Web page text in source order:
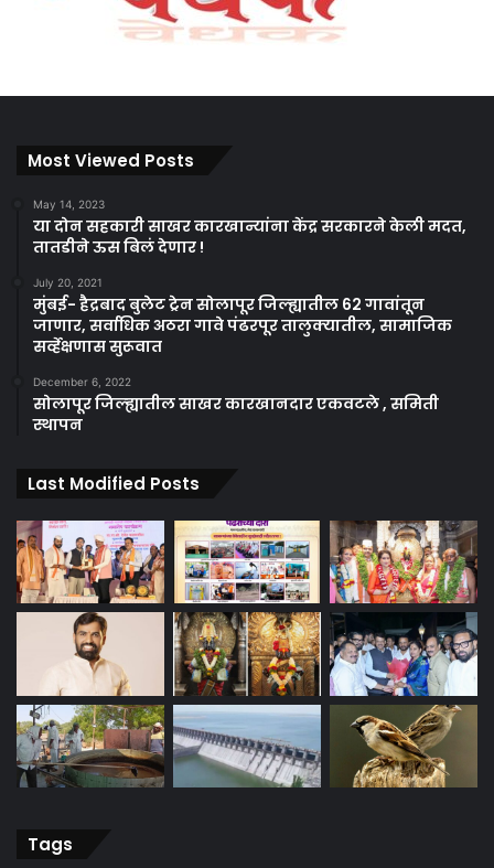
Most Viewed Posts
May 14, 2023
या दोन सहकारी साखर कारखान्यांना केंद्र सरकारने केली मदत,
तातडीने ऊस बिलं देणार !
July 20, 2021
मुंबई- हैद्रबाद बुलेट ट्रेन सोलापूर जिल्ह्यातील 62 गावांतून
जाणार, सर्वाधिक अठरा गावे पंढरपूर तालुक्यातील, सामाजिक
सर्व्हेक्षणास सुरूवात
December 6, 2022
सोलापूर जिल्ह्यातील साखर कारखानदार एकवटले , समिती
स्थापन
Last Modified Posts
Tags